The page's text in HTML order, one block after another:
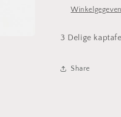
3 Delige
Share